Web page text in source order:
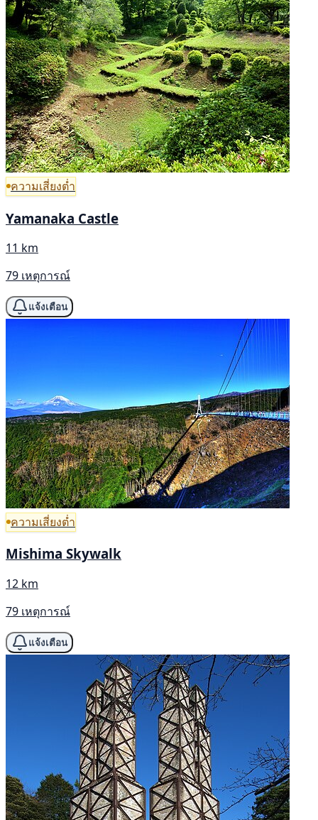
ความเสี่ยงต่ำ
Yamanaka Castle
11 km
79 เหตุการณ์
แจ้งเตือน
ความเสี่ยงต่ำ
Mishima Skywalk
12 km
79 เหตุการณ์
แจ้งเตือน